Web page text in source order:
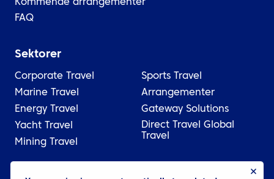
Kommende arrangementer
FAQ
Sektorer
Corporate Travel
Marine Travel
Energy Travel
Yacht Travel
Mining Travel
Sports Travel
Arrangementer
Gateway Solutions
Direct Travel Global
Travel